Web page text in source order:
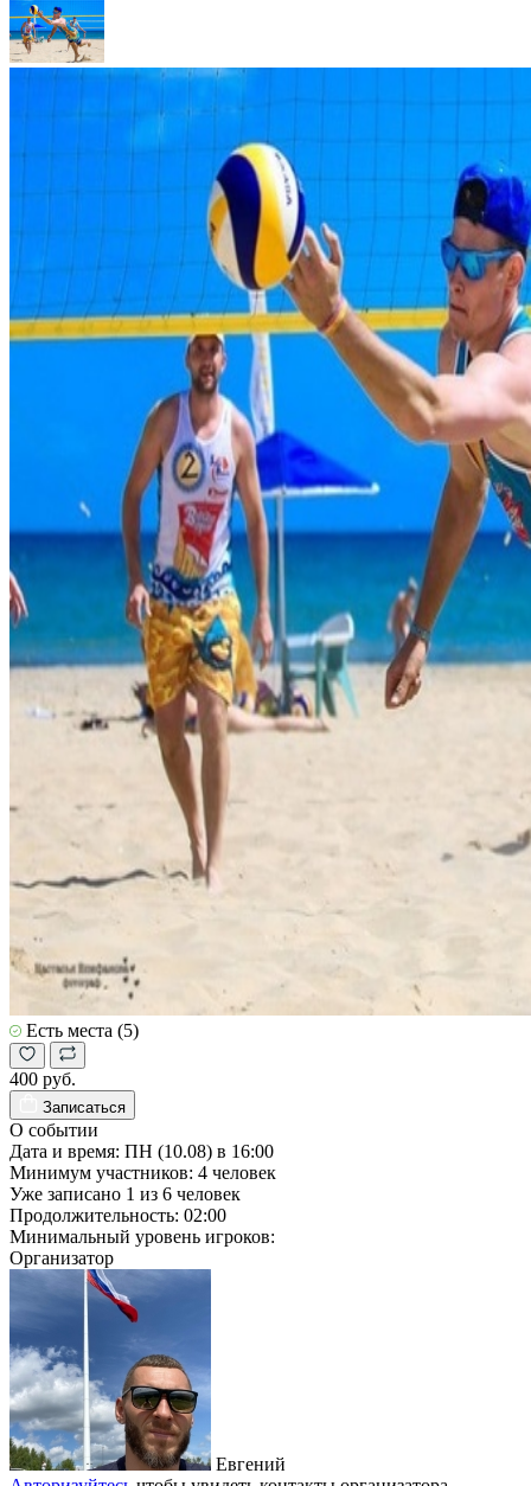
Есть места (5)
400 руб.
Записаться
О событии
Дата и время: ПН (10.08) в 16:00
Минимум участников: 4 человек
Уже записано 1 из 6 человек
Продолжительность: 02:00
Минимальный уровень игроков:
Организатор
Евгений